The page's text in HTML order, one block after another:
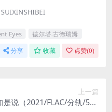
Eyes 德尔塔.古德瑞姆
分享 收藏 点赞(0)
上一篇
说（2021/FLAC/分轨/508